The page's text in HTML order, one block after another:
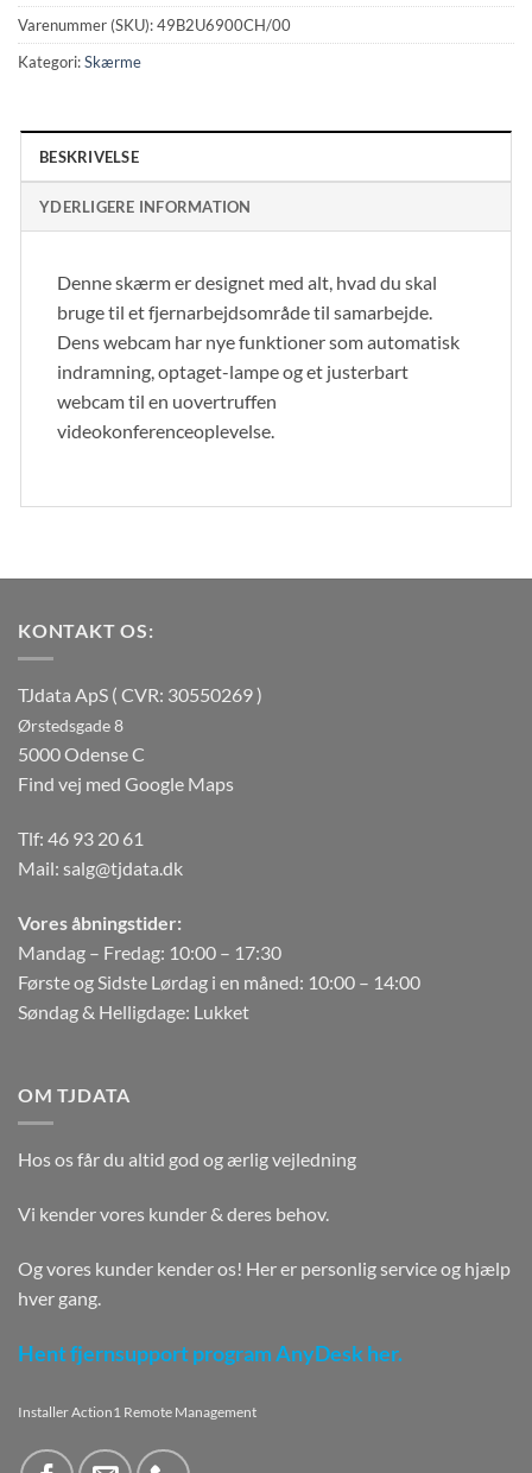
Varenummer (SKU):49B2U6900CH/00
Kategori:Skærme
BESKRIVELSE
YDERLIGERE INFORMATION
Denne skærm er designet med alt, hvad du skal
bruge til et fjernarbejdsområde til samarbejde.
Dens webcam har nye funktioner som automatisk
indramning, optaget-lampe og et justerbart
webcam til en uovertruffen
videokonferenceoplevelse.
KONTAKT OS:
TJdata ApS ( CVR: 30550269 )
Ørstedsgade 8
5000 Odense C
Find vej med Google Maps
Tlf: 46 93 20 61
Mail: salg@tjdata.dk
Vores åbningstider:
Mandag – Fredag: 10:00 – 17:30
Første og Sidste Lørdag i en måned: 10:00 – 14:00
Søndag & Helligdage: Lukket
OM TJDATA
Hos os får du altid god og ærlig vejledning
Vi kender vores kunder & deres behov.
Og vores kunder kender os! Her er personlig service og hjælp
hver gang.
Hent fjernsupport program AnyDesk her.
Installer Action1 Remote Management